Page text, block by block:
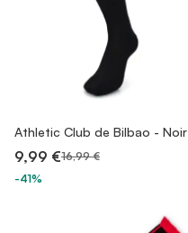
Athletic Club de Bilbao - Noir
9,99 €16,99 €
-41%